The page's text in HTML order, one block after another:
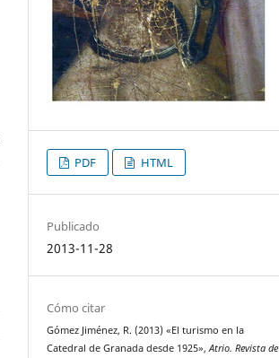
PDF HTML
Publicado
2013-11-28
Cómo citar
Gómez Jiménez, R. (2013) «El turismo en la
Catedral de Granada desde 1925»,Atrio. Revista de